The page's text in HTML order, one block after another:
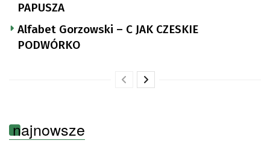
PAPUSZA
Alfabet Gorzowski – C JAK CZESKIE
PODWÓRKO
najnowsze